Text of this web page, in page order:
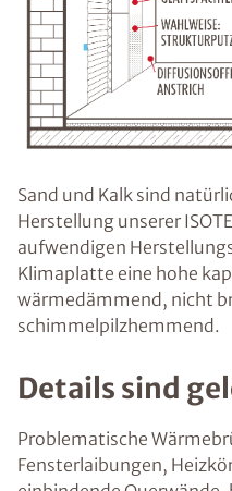
Sand und Kalk sind
Herstellung unserer
aufwendigen
Klimaplatte eine hohe
wärmedämmend, nicht
schimmelpilzhemmend.
Details sind
Problematische
Fensterlaibungen,